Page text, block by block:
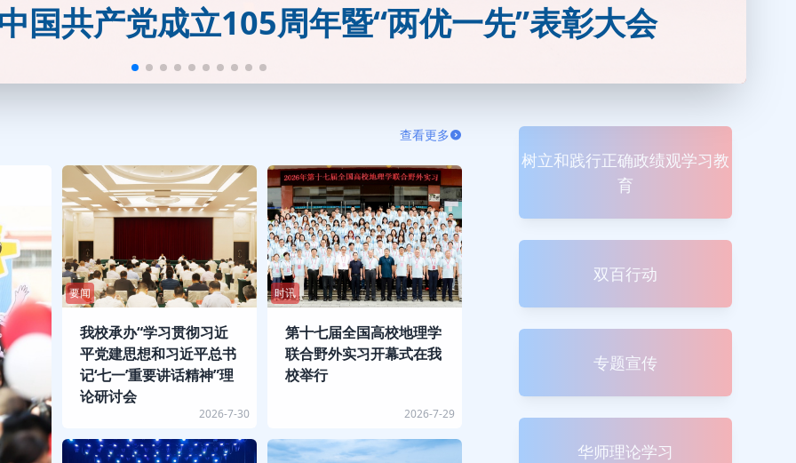
国共产党成立105周年暨“两优一先”表彰大会
查看更多
要闻
我校承办“学习贯彻习近
平党建思想和习近平总书
记‘七一’重要讲话精神”理
论研讨会
2026-7-30
时讯
第十七届全国高校地理学
联合野外实习开幕式在我
校举行
2026-7-29
树立和践行正确政绩观学习教
育
双百行动
专题宣传
华师理论学习